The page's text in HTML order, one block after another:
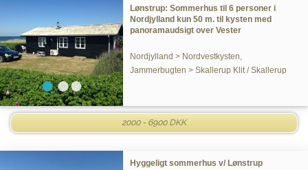
Lønstrup: Sommerhus til 6 personer i
Nordjylland kun 50 m. til kysten med
panoramaudsigt over Vester
Nordjylland > Nordvestkysten,
Jammerbugten > Skallerup Klit / Skallerup
2000 - 6900 DKK
Hyggeligt sommerhus v/ Lønstrup